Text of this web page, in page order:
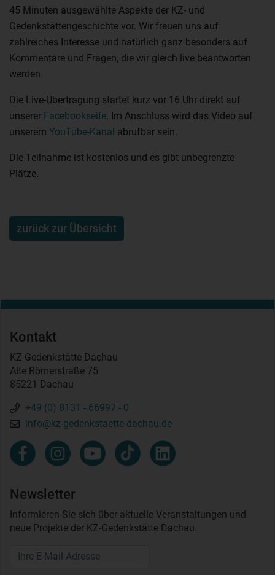
45 Minuten ausgewählte Aspekte der KZ- und
Gedenkstättengeschichte vor. Wir freuen uns auf
zahlreiches Interesse und natürlich ganz besonders auf
Kommentare und Fragen, die wir gleich live beantworten
werden.
Die Live-Übertragung startet kurz vor 16 Uhr direkt auf
unserer Facebookseite . Im Anschluss wird das Video auf
unserem YouTube-Kanal abrufbar sein.
Die Teilnahme ist kostenlos und es gibt unbegrenzte
Plätze.
zurück zur Übersicht
Kontakt
KZ-Gedenkstätte Dachau
Alte Römerstraße 75
85221 Dachau
+49 (0) 8131 - 66997 - 0
info@kz-gedenkstaette-dachau.de
Newsletter
Informieren Sie sich über aktuelle Veranstaltungen und
neue Projekte der KZ-Gedenkstätte Dachau.